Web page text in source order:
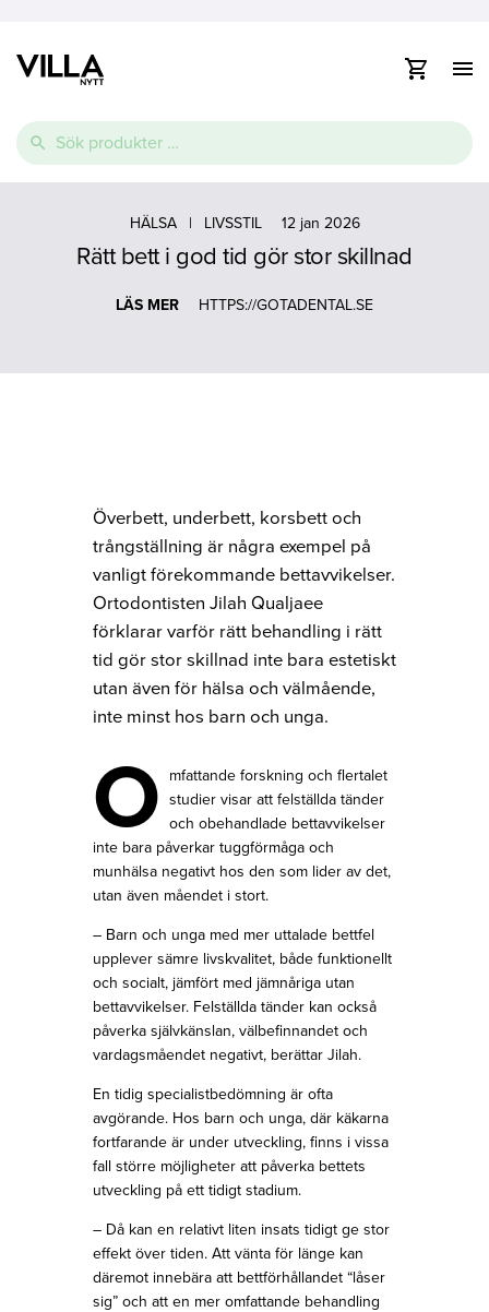
till
innehåll
Sök
efter:
Visa
Glasfiberpool
Ovanmarkspooler
Lamelltäcke
Swimspa
HÄLSA | LIVSSTIL 12 jan 2026
Rätt bett i god tid gör stor skillnad
LÄS MER HTTPS://GOTADENTAL.SE
Överbett, underbett, korsbett och
trångställning är några exempel på
vanligt förekommande bettavvikelser.
Ortodontisten Jilah Qualjaee
förklarar varför rätt behandling i rätt
tid gör stor skillnad inte bara estetiskt
utan även för hälsa och välmående,
inte minst hos barn och unga.
O
mfattande forskning och flertalet
studier visar att felställda tänder
och obehandlade bettavvikelser
inte bara påverkar tuggförmåga och
munhälsa negativt hos den som lider av det,
utan även måendet i stort.
– Barn och unga med mer uttalade bettfel
upplever sämre livskvalitet, både funktionellt
och socialt, jämfört med jämnåriga utan
bettavvikelser. Felställda tänder kan också
påverka självkänslan, välbefinnandet och
vardagsmåendet negativt, berättar Jilah.
En tidig specialistbedömning är ofta
avgörande. Hos barn och unga, där käkarna
fortfarande är under utveckling, finns i vissa
fall större möjligheter att påverka bettets
utveckling på ett tidigt stadium.
– Då kan en relativt liten insats tidigt ge stor
effekt över tiden. Att vänta för länge kan
däremot innebära att bettförhållandet “låser
sig” och att en mer omfattande behandling